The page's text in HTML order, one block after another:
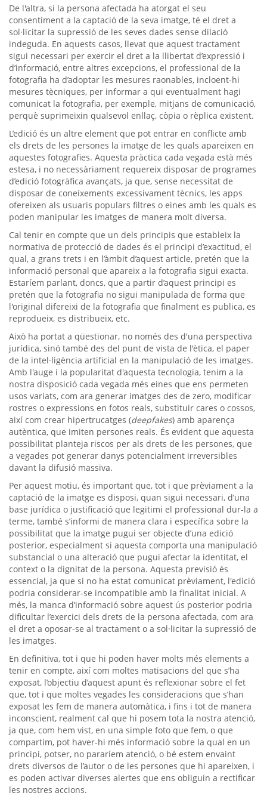
De l'altra, si la persona afectada ha atorgat el seu
consentiment a la captació de la seva imatge, té el dret a
sol·licitar la supressió de les seves dades sense dilació
indeguda. En aquests casos, llevat que aquest tractament
sigui necessari per exercir el dret a la llibertat d’expressió i
d’informació, entre altres excepcions, el professional de la
fotografia ha d’adoptar les mesures raonables, incloent-hi
mesures tècniques, per informar a qui eventualment hagi
comunicat la fotografia, per exemple, mitjans de comunicació,
perquè suprimeixin qualsevol enllaç, còpia o rèplica existent.
L’edició és un altre element que pot entrar en conflicte amb
els drets de les persones la imatge de les quals apareixen en
aquestes fotografies. Aquesta pràctica cada vegada està més
estesa, i no necessàriament requereix disposar de programes
d’edició fotogràfica avançats, ja que, sense necessitat de
disposar de coneixements excessivament tècnics, les apps
ofereixen als usuaris populars filtres o eines amb les quals es
poden manipular les imatges de manera molt diversa.
Cal tenir en compte que un dels principis que estableix la
normativa de protecció de dades és el principi d’exactitud, el
qual, a grans trets i en l’àmbit d’aquest article, pretén que la
informació personal que apareix a la fotografia sigui exacta.
Estaríem parlant, doncs, que a partir d’aquest principi es
pretén que la fotografia no sigui manipulada de forma que
l'original difereixi de la fotografia que finalment es publica, es
reprodueix, es distribueix, etc.
Això ha portat a qüestionar, no només des d'una perspectiva
jurídica, sinó també des del punt de vista de l'ètica, el paper
de la intel·ligència artificial en la manipulació de les imatges.
Amb l'auge i la popularitat d'aquesta tecnologia, tenim a la
nostra disposició cada vegada més eines que ens permeten
usos variats, com ara generar imatges des de zero, modificar
rostres o expressions en fotos reals, substituir cares o cossos,
així com crear hipertrucatges (deepfakes) amb aparença
autèntica, que imiten persones reals. És evident que aquesta
possibilitat planteja riscos per als drets de les persones, que
a vegades pot generar danys potencialment irreversibles
davant la difusió massiva.
Per aquest motiu, és important que, tot i que prèviament a la
captació de la imatge es disposi, quan sigui necessari, d’una
base jurídica o justificació que legitimi el professional dur-la a
terme, també s’informi de manera clara i específica sobre la
possibilitat que la imatge pugui ser objecte d’una edició
posterior, especialment si aquesta comporta una manipulació
substancial o una alteració que pugui afectar la identitat, el
context o la dignitat de la persona. Aquesta previsió és
essencial, ja que si no ha estat comunicat prèviament, l'edició
podria considerar-se incompatible amb la finalitat inicial. A
més, la manca d’informació sobre aquest ús posterior podria
dificultar l’exercici dels drets de la persona afectada, com ara
el dret a oposar-se al tractament o a sol·licitar la supressió de
les imatges.
En definitiva, tot i que hi poden haver molts més elements a
tenir en compte, així com moltes matisacions del que s’ha
exposat, l’objectiu d’aquest apunt és reflexionar sobre el fet
que, tot i que moltes vegades les consideracions que s’han
exposat les fem de manera automàtica, i fins i tot de manera
inconscient, realment cal que hi posem tota la nostra atenció,
ja que, com hem vist, en una simple foto que fem, o que
compartim, pot haver-hi més informació sobre la qual en un
principi, potser, no pararíem atenció, o bé estem envaint
drets diversos de l’autor o de les persones que hi apareixen, i
es poden activar diverses alertes que ens obliguin a rectificar
les nostres accions.